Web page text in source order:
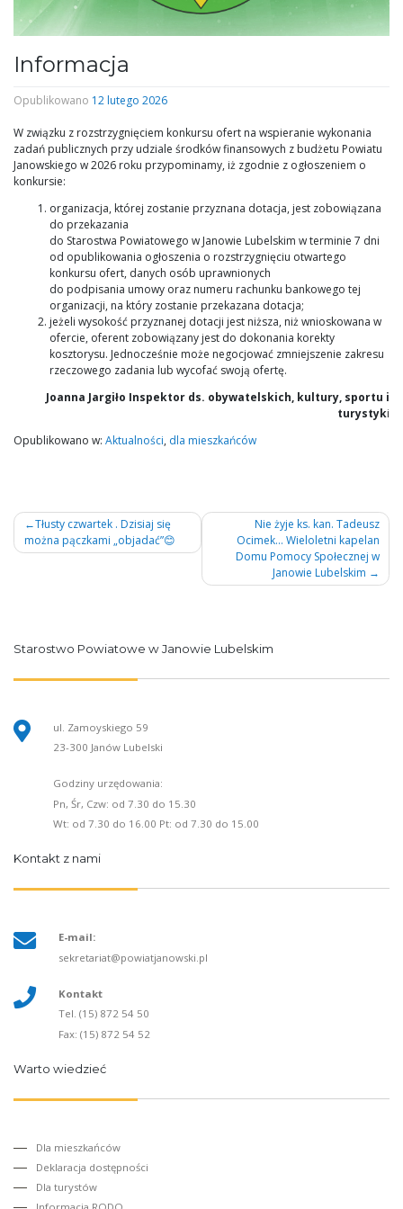
Informacja
Opublikowano 12 lutego 2026
W związku z rozstrzygnięciem konkursu ofert na wspieranie wykonania
zadań publicznych przy udziale środków finansowych z budżetu Powiatu
Janowskiego w 2026 roku przypominamy, iż zgodnie z ogłoszeniem o
konkursie:
organizacja, której zostanie przyznana dotacja, jest zobowiązana
do przekazania
do Starostwa Powiatowego w Janowie Lubelskim w terminie 7 dni
od opublikowania ogłoszenia o rozstrzygnięciu otwartego
konkursu ofert, danych osób uprawnionych
do podpisania umowy oraz numeru rachunku bankowego tej
organizacji, na który zostanie przekazana dotacja;
jeżeli wysokość przyznanej dotacji jest niższa, niż wnioskowana w
ofercie, oferent zobowiązany jest do dokonania korekty
kosztorysu. Jednocześnie może negocjować zmniejszenie zakresu
rzeczowego zadania lub wycofać swoją ofertę.
Joanna Jargiło Inspektor ds. obywatelskich, kultury, sportu i
turystyki
Opublikowano w: Aktualności, dla mieszkańców
Nawigacja
wpisu
Tłusty czwartek . Dzisiaj się
można pączkami „objadać”😊
Nie żyje ks. kan. Tadeusz
Ocimek… Wieloletni kapelan
Domu Pomocy Społecznej w
Janowie Lubelskim
Starostwo Powiatowe w Janowie Lubelskim
ul. Zamoyskiego 59
23-300 Janów Lubelski
Godziny urzędowania:
Pn, Śr, Czw: od 7.30 do 15.30
Wt: od 7.30 do 16.00 Pt: od 7.30 do 15.00
Kontakt z nami
E-mail:
sekretariat@powiatjanowski.pl
Kontakt
Tel. (15) 872 54 50
Fax: (15) 872 54 52
Warto wiedzieć
Dla mieszkańców
Deklaracja dostępności
Dla turystów